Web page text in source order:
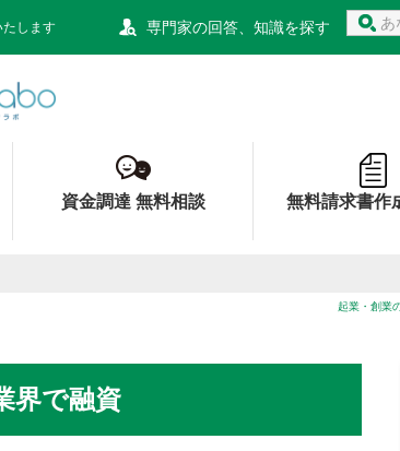
たします 専門家の回答、知識を探す
資金調達 無料相談 無料請求書作
起業・創業
界で融資